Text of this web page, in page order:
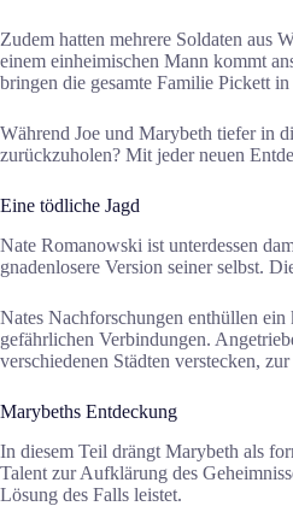
Zudem hatten mehrere Soldaten aus
einem einheimischen Mann kommt
bringen die gesamte Familie Pickett in
Während Joe und Marybeth tiefer in
zurückzuholen? Mit jeder neuen
Eine tödliche Jagd
Nate Romanowski ist unterdessen
gnadenlosere Version seiner selbst.
Nates Nachforschungen enthüllen
gefährlichen Verbindungen.
verschiedenen Städten verstecken,
Marybeths Entdeckung
In diesem Teil drängt Marybeth als
Talent zur Aufklärung des
Lösung des Falls leistet.